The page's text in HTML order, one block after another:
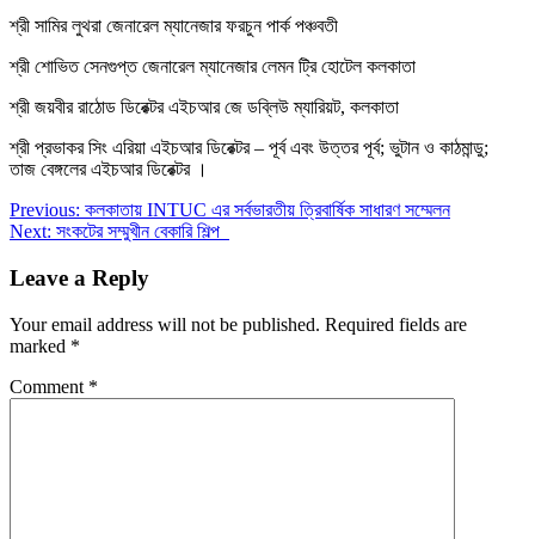
শ্রী সামির লুথরা জেনারেল ম্যানেজার ফরচুন পার্ক পঞ্চবতী
শ্রী শোভিত সেনগুপ্ত জেনারেল ম্যানেজার লেমন ট্রি হোটেল কলকাতা
শ্রী জয়বীর রাঠোড ডিরেক্টর এইচআর জে ডব্লিউ ম্যারিয়ট, কলকাতা
শ্রী প্রভাকর সিং এরিয়া এইচআর ডিরেক্টর – পূর্ব এবং উত্তর পূর্ব; ভুটান ও কাঠমান্ডু;
তাজ বেঙ্গলের এইচআর ডিরেক্টর ।
Post
navigation
Previous: কলকাতায় INTUC এর সর্বভারতীয় ত্রিবার্ষিক সাধারণ সম্মেলন
Next: সংকটের সম্মুখীন বেকারি শিল্প
Leave a Reply
Your email address will not be published. Required fields are
marked *
Comment *